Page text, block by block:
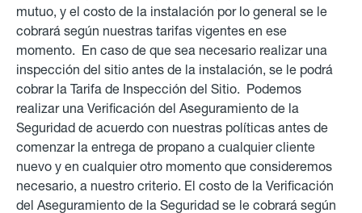
mutuo, y el costo de la instalación por lo general se le
cobrará según nuestras tarifas vigentes en ese
momento. En caso de que sea necesario realizar una
inspección del sitio antes de la instalación, se le podrá
cobrar la Tarifa de Inspección del Sitio. Podemos
realizar una Verificación del Aseguramiento de la
Seguridad de acuerdo con nuestras políticas antes de
comenzar la entrega de propano a cualquier cliente
nuevo y en cualquier otro momento que consideremos
necesario, a nuestro criterio. El costo de la Verificación
del Aseguramiento de la Seguridad se le cobrará según